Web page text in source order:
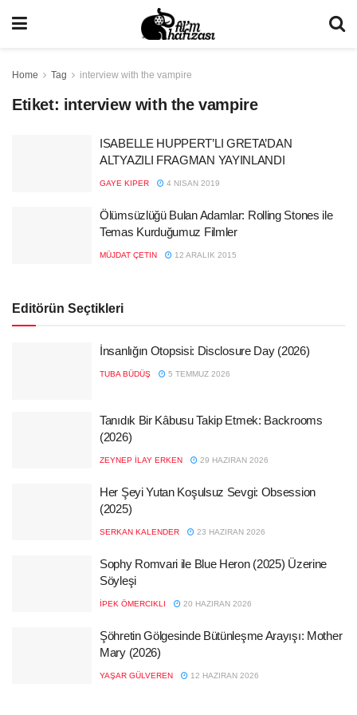
Home Tag interview with the vampire
Etiket: interview with the vampire
ISABELLE HUPPERT’LI GRETA’DAN
ALTYAZILI FRAGMAN YAYINLANDI
GAYE KIPER 4 NISAN 2019
Ölümsüzlüğü Bulan Adamlar: Rolling Stones ile
Temas Kurduğumuz Filmler
MÜJDAT ÇETIN 12 ARALIK 2015
Editörün Seçtikleri
İnsanlığın Otopsisi: Disclosure Day (2026)
TUBA BÜDÜŞ 5 TEMMUZ 2026
Tanıdık Bir Kâbusu Takip Etmek: Backrooms
(2026)
ZEYNEP İLAY ERKEN 29 HAZIRAN 2026
Her Şeyi Yutan Koşulsuz Sevgi: Obsession
(2025)
SERKAN KALENDER 23 HAZIRAN 2026
Sophy Romvari ile Blue Heron (2025) Üzerine
Söyleşi
İPEK ÖMERCIKLI 20 HAZIRAN 2026
Şöhretin Gölgesinde Bütünleşme Arayışı: Mother
Mary (2026)
YAŞAR GÜLVEREN 12 HAZIRAN 2026